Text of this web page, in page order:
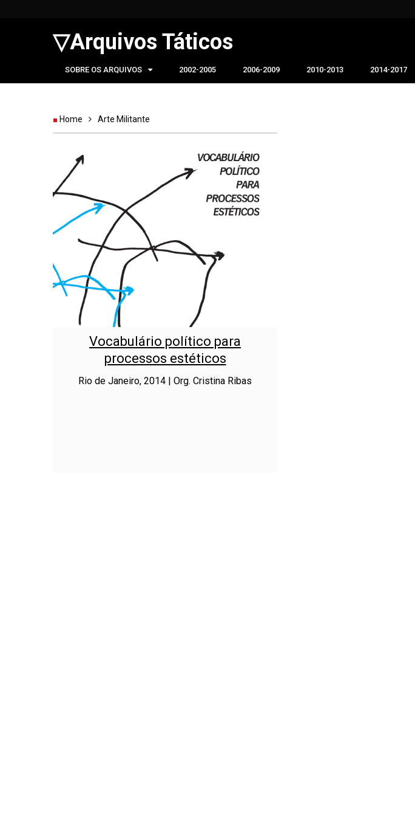
▽Arquivos Táticos
SOBRE OS ARQUIVOS 2002-2005 2006-2009 2010-2013 2014-2017
Home Arte Militante
Vocabulário político para
processos estéticos
Rio de Janeiro, 2014 | Org. Cristina Ribas